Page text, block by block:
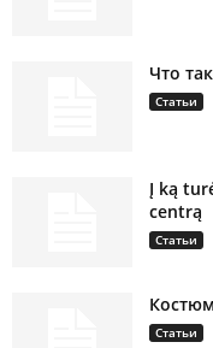
Что
Статьи
Į ką
centrą
Статьи
Статьи